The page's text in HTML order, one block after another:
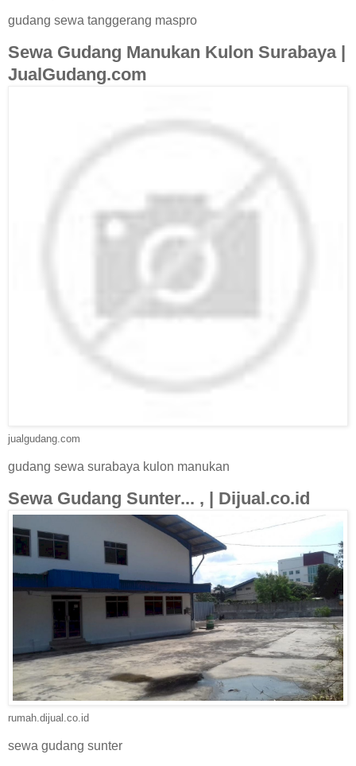
gudang sewa tanggerang maspro
Sewa Gudang Manukan Kulon Surabaya |
JualGudang.com
jualgudang.com
gudang sewa surabaya kulon manukan
Sewa Gudang Sunter... , | Dijual.co.id
rumah.dijual.co.id
sewa gudang sunter